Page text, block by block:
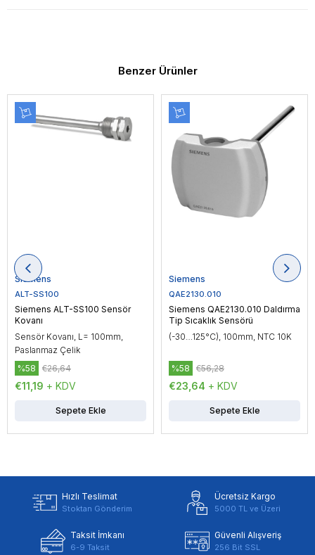
Benzer Ürünler
Siemens
ALT-SS100
Siemens ALT-SS100 Sensör
Kovanı
Sensör Kovanı, L= 100mm,
Paslanmaz Çelik
€11,19 + KDV
%58 €26,64
Sepete Ekle
Siemens
QAE2130.010
Siemens QAE2130.010 Daldırma
Tip Sıcaklık Sensörü
(-30…125°C), 100mm, NTC 10K
€23,64 + KDV
%58 €56,28
Sepete Ekle
Hızlı Teslimat
Stoktan Gönderim
Ücretsiz Kargo
5000 TL ve Üzeri
Taksit İmkanı
6-9 Taksit
Güvenli Alışveriş
256 Bit SSL